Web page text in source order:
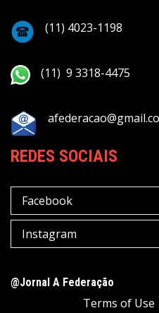
(11) 4023-1198
(11) 9 3318-4475
REDES SOCIAIS
Facebook
Instagram
@Jornal A Federação
Terms of Use